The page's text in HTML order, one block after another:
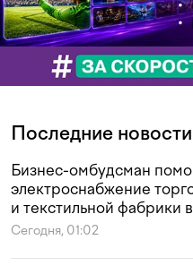
Последние новости
Бизнес-омбудсман
электроснабжение
и текстильной фабрики
Сегодня, 01:02